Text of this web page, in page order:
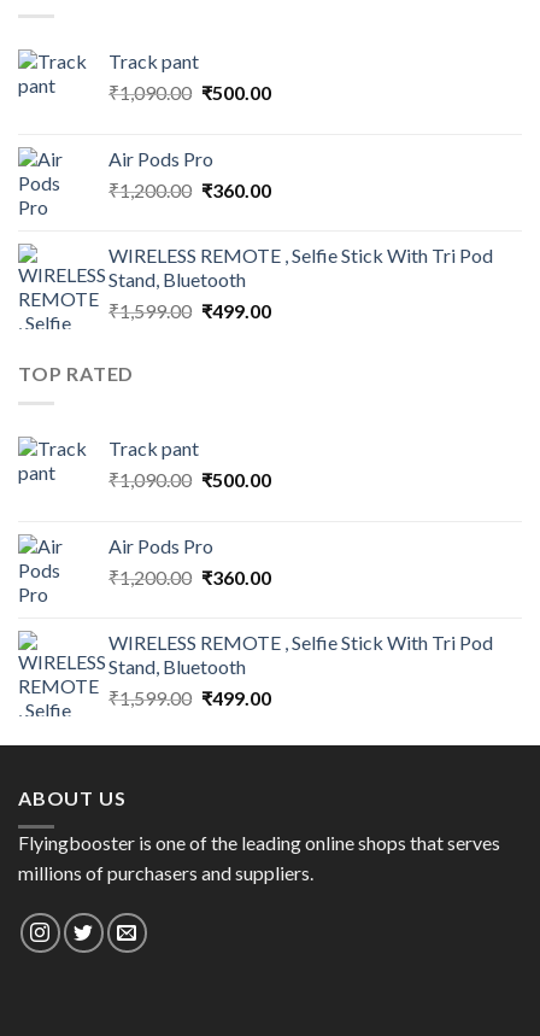
Track pant
₹1,090.00 Original
₹1,090.00.
₹500.00Current
Air Pods Pro
₹1,200.00 Original
₹1,200.00.
₹360.00Current
₹360.00.
WIRELESS REMOTE , Selfie Stick With Tri Pod
Stand, Bluetooth
₹1,599.00 Original
₹499.00Current
TOP RATED
Track pant
₹1,090.00 Original
₹1,090.00.
₹500.00Current
Air Pods Pro
₹1,200.00 Original
₹1,200.00.
₹360.00Current
₹360.00.
WIRELESS REMOTE , Selfie Stick With Tri Pod
Stand, Bluetooth
₹1,599.00 Original
was:
₹499.00Current
is:
ABOUT US
Flyingbooster is one of the leading online shops that serves
millions of purchasers and suppliers.